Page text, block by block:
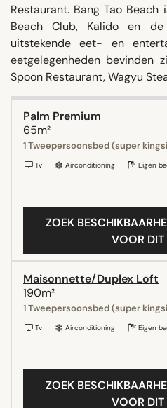
Restaurant. Bang Tao
Beach Club, Kalido en
uitstekende eet- en
eetgelegenheden bevinden
Spoon Restaurant, Wagyu
Palm Premium
65m²
1 Tweepersoonsbed (super
Tv Airconditioning Eigen
ZOEK
VOOR DIT
Maisonnette/Duplex Loft
190m²
1 Tweepersoonsbed (super
Tv Airconditioning Eigen
ZOEK
VOOR DIT